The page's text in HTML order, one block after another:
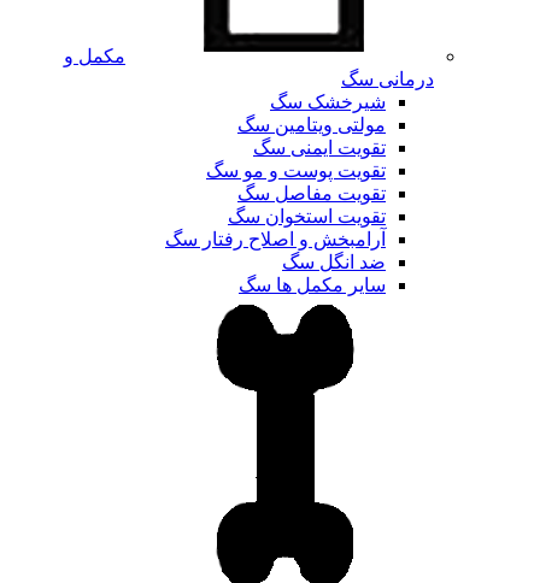
مکمل و
درمانی سگ
شیرخشک سگ
مولتی ویتامین سگ
تقویت ایمنی سگ
تقویت پوست و مو سگ
تقویت مفاصل سگ
تقویت استخوان سگ
آرامبخش و اصلاح رفتار سگ
ضد انگل سگ
سایر مکمل ها سگ